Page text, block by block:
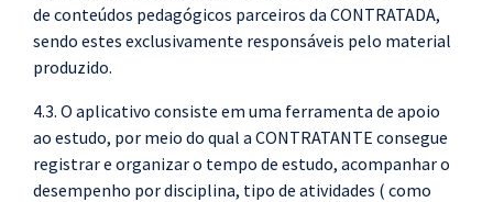
de conteúdos pedagógicos parceiros da CONTRATADA,
sendo estes exclusivamente responsáveis pelo material
produzido.
4.3. O aplicativo consiste em uma ferramenta de apoio
ao estudo, por meio do qual a CONTRATANTE consegue
registrar e organizar o tempo de estudo, acompanhar o
desempenho por disciplina, tipo de atividades ( como